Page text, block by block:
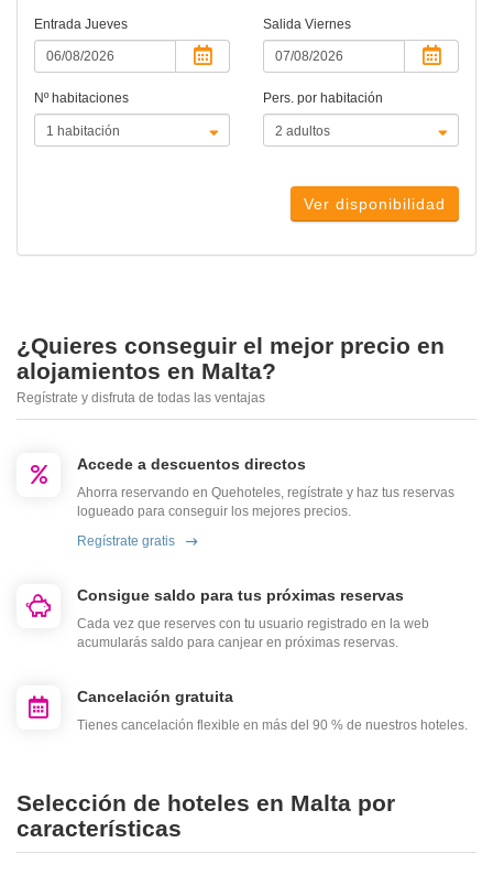
Entrada Jueves Salida Viernes
Nº habitaciones Pers. por habitación
Ver disponibilidad
¿Quieres conseguir el mejor precio en
alojamientos en Malta?
Regístrate y disfruta de todas las ventajas
Accede a descuentos directos
Ahorra reservando en Quehoteles, regístrate y haz tus reservas
logueado para conseguir los mejores precios.
Regístrate gratis
Consigue saldo para tus próximas reservas
Cada vez que reserves con tu usuario registrado en la web
acumularás saldo para canjear en próximas reservas.
Cancelación gratuita
Tienes cancelación flexible en más del 90 % de nuestros hoteles.
Selección de hoteles en Malta por
características